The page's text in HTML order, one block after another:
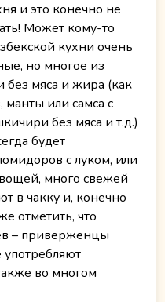
и это конечно не
Может кому-то
кухни очень
но многое из
без мяса и жира (как
или самса с
без мяса и т.д.)
будет
с луком, или
много свежей
в чакку и, конечно
отметить, что
– приверженцы
употребляют
во многом